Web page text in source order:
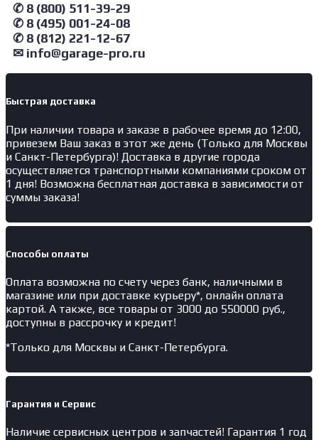
NORDBERG
Подъемник
двухстоечный
4,5
т,
верхняя
380
синий
✆ 8 (800) 511-39-29
✆ 8 (495) 001-24-08
✆ 8 (812) 221-12-67
✉ info@garage-pro.ru
Быстрая доставка
При наличии товара и заказе в рабочее время до 12:00,
привезем Ваш заказ в этот же день (Только для Москвы
и Санкт-Петербурга)! Доставка в другие города
осуществляется транспортными компаниями сроком от
1 дня! Возможна бесплатная доставка в зависимости от
суммы заказа!
Способы оплаты
Оплата возможна по счету через банк, наличными в
магазине или при доставке курьеру*, онлайн оплата
картой. А также, все товары от 3000 до 550000 руб.,
доступны в рассрочку и кредит!
*Только для Москвы и Санкт-Петербурга.
Гарантия и Сервис
Наличие сервисных центров и запчастей! Гарантия 1 год